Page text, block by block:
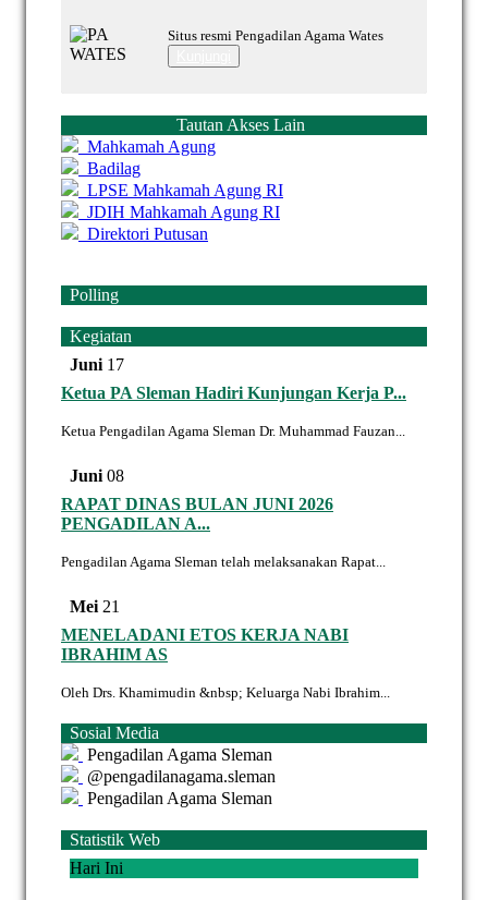
Situs resmi Pengadilan Agama Wates
Tautan Akses Lain
Mahkamah Agung
Badilag
LPSE Mahkamah Agung RI
JDIH Mahkamah Agung RI
Direktori Putusan
Polling
Kegiatan
Juni 17
Ketua PA Sleman Hadiri Kunjungan Kerja P...
Ketua Pengadilan Agama Sleman Dr. Muhammad Fauzan...
Juni 08
RAPAT DINAS BULAN JUNI 2026
PENGADILAN A...
Pengadilan Agama Sleman telah melaksanakan Rapat...
Mei 21
MENELADANI ETOS KERJA NABI
IBRAHIM AS
Oleh Drs. Khamimudin &nbsp; Keluarga Nabi Ibrahim...
Sosial Media
Pengadilan Agama Sleman
@pengadilanagama.sleman
Pengadilan Agama Sleman
Statistik Web
Hari Ini